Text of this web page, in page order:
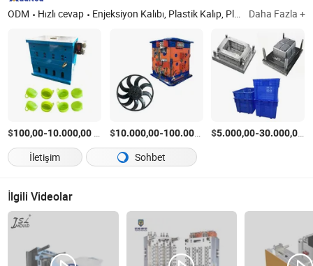
ODM Hızlı cevap Enjeksiyon Kalıbı, Plastik Kalıp, Plastik Kalıp, Plastik Enjeksiyon Kalıbı, Otomotiv Bileşenleri, Döküm Kalıbı, 2K Kalıp Daha Fazla +
$100,00-10.000,00 $10.000,00-100.000,00 /Parça
$5.000,00-30.000,00 /
İletişim
Sohbet
İlgili Videolar